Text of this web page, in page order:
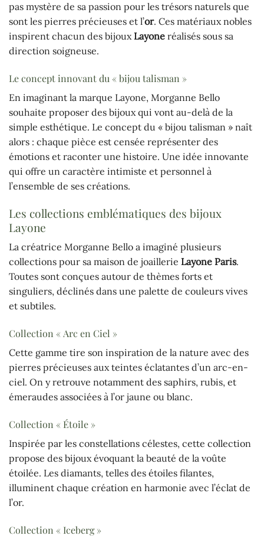
pas mystère de sa passion pour les trésors naturels que
sont les pierres précieuses et l’or. Ces matériaux nobles
inspirent chacun des bijouxLayone réalisés sous sa
direction soigneuse.
Le concept innovant du « bijou talisman »
En imaginant la marque Layone, Morganne Bello
souhaite proposer des bijoux qui vont au-delà de la
simple esthétique. Le concept du « bijou talisman » naît
alors : chaque pièce est censée représenter des
émotions et raconter une histoire. Une idée innovante
qui offre un caractère intimiste et personnel à
l’ensemble de ses créations.
Les collections emblématiques des bijoux
Layone
La créatrice Morganne Bello a imaginé plusieurs
collections pour sa maison de joaillerie Layone Paris.
Toutes sont conçues autour de thèmes forts et
singuliers, déclinés dans une palette de couleurs vives
et subtiles.
Collection « Arc en Ciel »
Cette gamme tire son inspiration de la nature avec des
pierres précieuses aux teintes éclatantes d’un arc-en-
ciel. On y retrouve notamment des saphirs, rubis, et
émeraudes associées à l’or jaune ou blanc.
Collection « Étoile »
Inspirée par les constellations célestes, cette collection
propose des bijoux évoquant la beauté de la voûte
étoilée. Les diamants, telles des étoiles filantes,
illuminent chaque création en harmonie avec l’éclat de
l’or.
Collection « Iceberg »